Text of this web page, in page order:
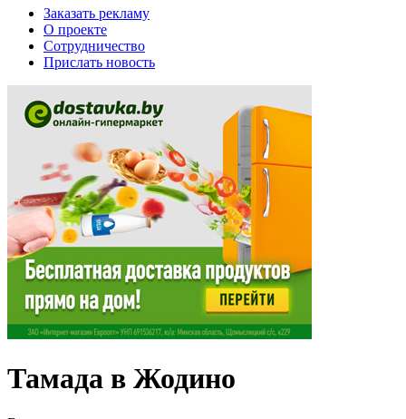
Заказать рекламу
О проекте
Сотрудничество
Прислать новость
Тамада в Жодино